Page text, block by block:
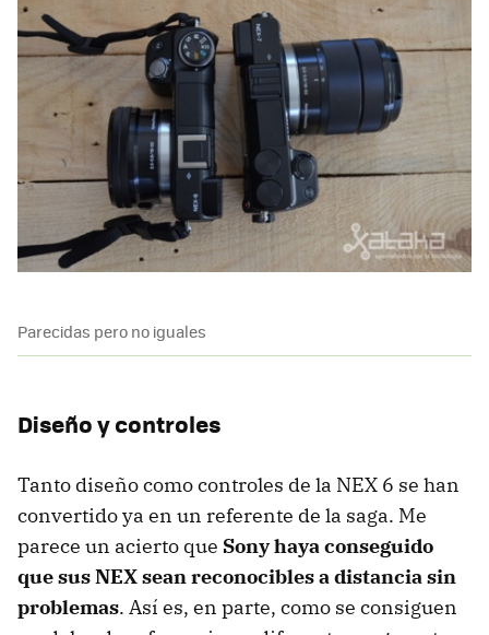
Parecidas pero no iguales
Diseño y controles
Tanto diseño como controles de la NEX 6 se han
convertido ya en un referente de la saga. Me
parece un acierto que Sony haya conseguido
que sus NEX sean reconocibles a distancia sin
problemas. Así es, en parte, como se consiguen